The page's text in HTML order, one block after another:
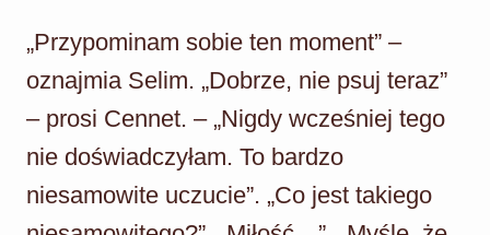
„Przypominam sobie ten moment” –
oznajmia Selim. „Dobrze, nie psuj teraz”
– prosi Cennet. – „Nigdy wcześniej tego
nie doświadczyłam. To bardzo
niesamowite uczucie”. „Co jest takiego